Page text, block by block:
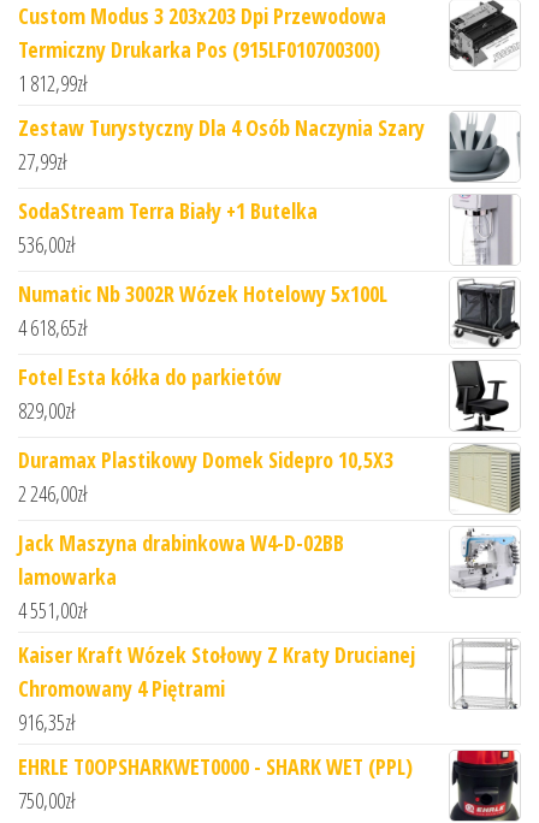
Custom Modus 3 203x203 Dpi Przewodowa
Termiczny Drukarka Pos (915LF010700300)
1 812,99zł
Zestaw Turystyczny Dla 4 Osób Naczynia Szary
27,99zł
SodaStream Terra Biały +1 Butelka
536,00zł
Numatic Nb 3002R Wózek Hotelowy 5x100L
4 618,65zł
Fotel Esta kółka do parkietów
829,00zł
Duramax Plastikowy Domek Sidepro 10,5X3
2 246,00zł
Jack Maszyna drabinkowa W4-D-02BB
lamowarka
4 551,00zł
Kaiser Kraft Wózek Stołowy Z Kraty Drucianej
Chromowany 4 Piętrami
916,35zł
EHRLE T0OPSHARKWET0000 - SHARK WET (PPL)
750,00zł